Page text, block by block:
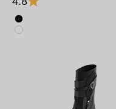
Schwarz
Weiß